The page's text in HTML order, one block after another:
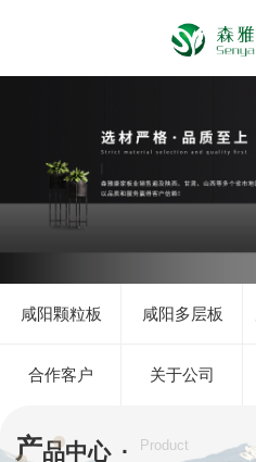
咸阳颗粒板 咸阳多层板
合作客户 关于公司
产品中心 · Product